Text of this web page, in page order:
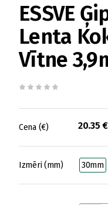
ESSVE
Lenta
Vītne
Cena (€) 20.35
Izmēri (mm) 30mm